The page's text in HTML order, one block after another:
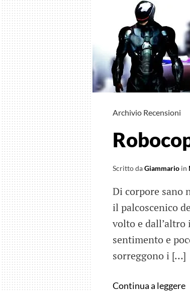
Archivio Recensioni
Scritto daGiammario in
Di corpore sano
il palcoscenico
volto e dall’altro
sentimento e
sorreggono i […]
Continua a leggere